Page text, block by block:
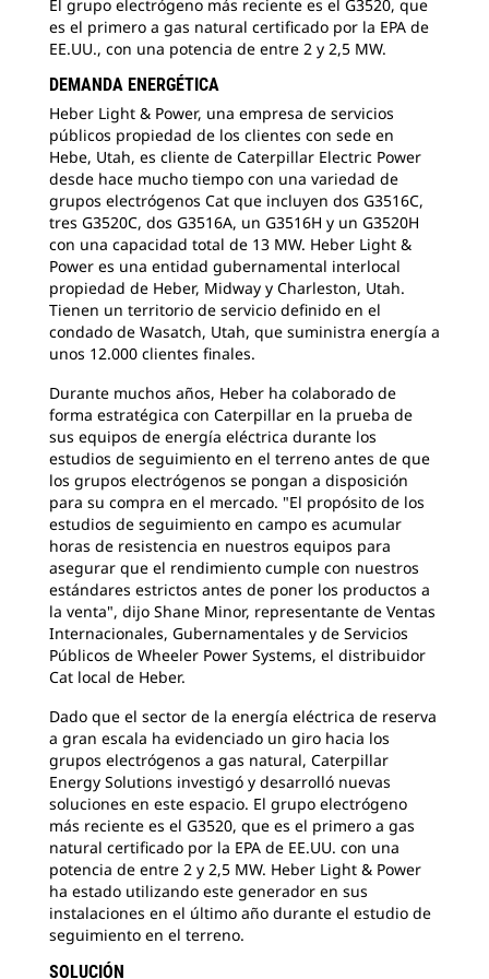
El grupo electrógeno más reciente es el G3520, que
es el primero a gas natural certificado por la EPA de
EE.UU., con una potencia de entre 2 y 2,5 MW.
DEMANDA ENERGÉTICA
Heber Light & Power, una empresa de servicios
públicos propiedad de los clientes con sede en
Hebe, Utah, es cliente de Caterpillar Electric Power
desde hace mucho tiempo con una variedad de
grupos electrógenos Cat que incluyen dos G3516C,
tres G3520C, dos G3516A, un G3516H y un G3520H
con una capacidad total de 13 MW. Heber Light &
Power es una entidad gubernamental interlocal
propiedad de Heber, Midway y Charleston, Utah.
Tienen un territorio de servicio definido en el
condado de Wasatch, Utah, que suministra energía a
unos 12.000 clientes finales.
Durante muchos años, Heber ha colaborado de
forma estratégica con Caterpillar en la prueba de
sus equipos de energía eléctrica durante los
estudios de seguimiento en el terreno antes de que
los grupos electrógenos se pongan a disposición
para su compra en el mercado. "El propósito de los
estudios de seguimiento en campo es acumular
horas de resistencia en nuestros equipos para
asegurar que el rendimiento cumple con nuestros
estándares estrictos antes de poner los productos a
la venta", dijo Shane Minor, representante de Ventas
Internacionales, Gubernamentales y de Servicios
Públicos de Wheeler Power Systems, el distribuidor
Cat local de Heber.
Dado que el sector de la energía eléctrica de reserva
a gran escala ha evidenciado un giro hacia los
grupos electrógenos a gas natural, Caterpillar
Energy Solutions investigó y desarrolló nuevas
soluciones en este espacio. El grupo electrógeno
más reciente es el G3520, que es el primero a gas
natural certificado por la EPA de EE.UU. con una
potencia de entre 2 y 2,5 MW. Heber Light & Power
ha estado utilizando este generador en sus
instalaciones en el último año durante el estudio de
seguimiento en el terreno.
SOLUCIÓN